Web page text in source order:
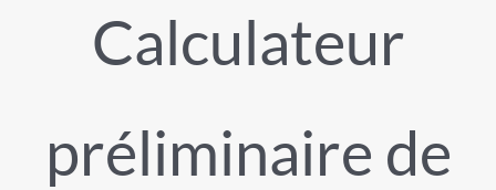
Calculateur
préliminaire de